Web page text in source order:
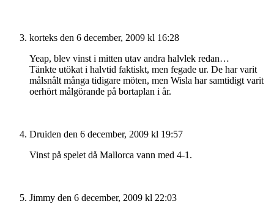
korteks den 6 december, 2009 kl 16:28
Yeap, blev vinst i mitten utav andra halvlek redan…
Tänkte utökat i halvtid faktiskt, men fegade ur. De har varit
målsnålt många tidigare möten, men Wisla har samtidigt varit
oerhört målgörande på bortaplan i år.
Druiden den 6 december, 2009 kl 19:57
Vinst på spelet då Mallorca vann med 4-1.
Jimmy den 6 december, 2009 kl 22:03